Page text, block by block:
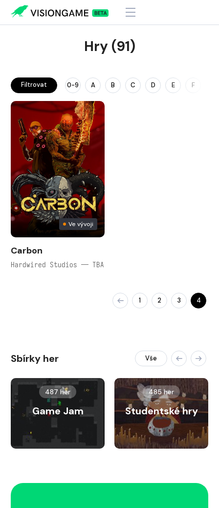
Hry (91)
Filtrovat 0-9 A B C D E F
Ve vývoji
Carbon
Hardwired Studios — TBA
1 2 3 4
Sbírky her Vše
487 her
Game Jam
485 her
Studentské hry